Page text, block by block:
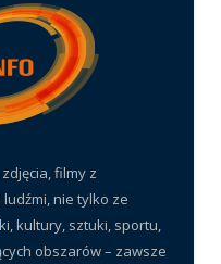
filmy z
nie tylko ze
kultury, sztuki, sportu,
obszarów – zawsze